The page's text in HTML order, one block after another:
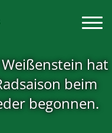
hat
beim
begonnen.